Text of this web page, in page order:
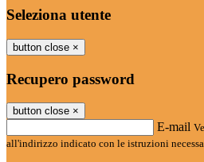
Seleziona utente
button close ×
Recupero password
button close ×
E-mail
all'indirizzo indicato con le istruzioni